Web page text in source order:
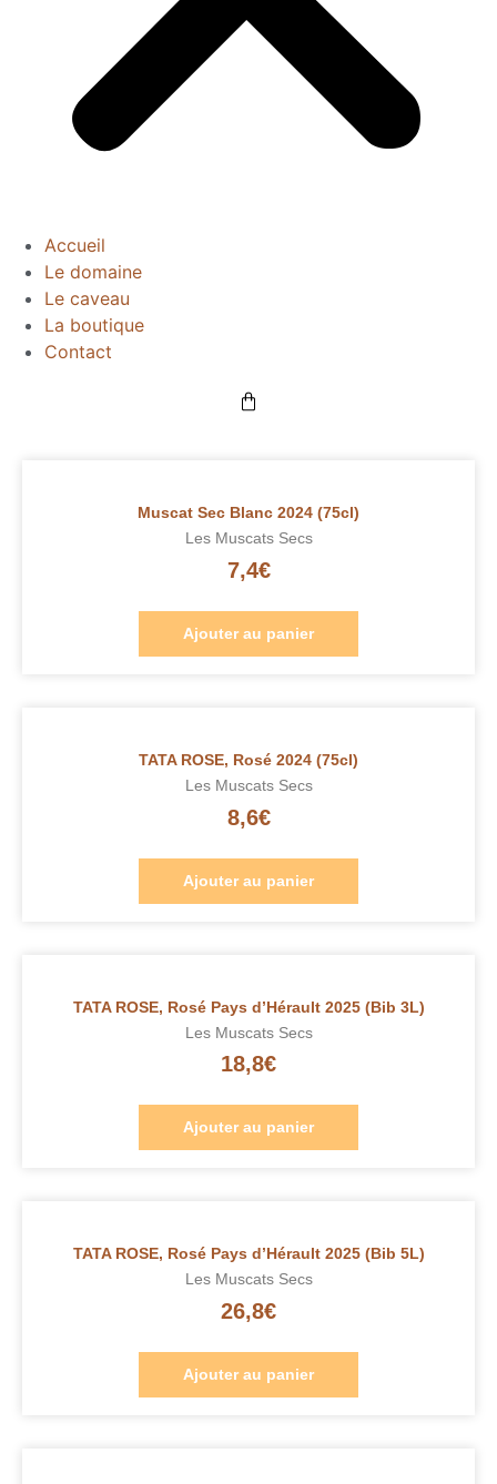
Accueil
Le domaine
Le caveau
La boutique
Contact
Muscat Sec Blanc 2024 (75cl)
Les Muscats Secs
7,4€
Ajouter au panier
TATA ROSE, Rosé 2024 (75cl)
Les Muscats Secs
8,6€
Ajouter au panier
TATA ROSE, Rosé Pays d’Hérault 2025 (Bib 3L)
Les Muscats Secs
18,8€
Ajouter au panier
TATA ROSE, Rosé Pays d’Hérault 2025 (Bib 5L)
Les Muscats Secs
26,8€
Ajouter au panier